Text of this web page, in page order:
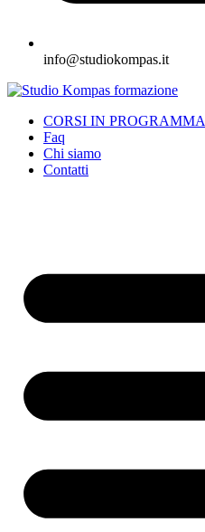
info@studiokompas.it
CORSI IN PROGRAMMA
Faq
Chi siamo
Contatti